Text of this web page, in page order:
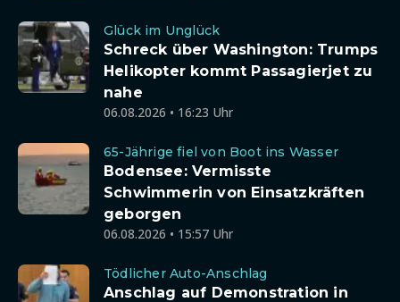
Glück im Unglück
Schreck über Washington: Trumps
Helikopter kommt Passagierjet zu
nahe
06.08.2026 • 16:23 Uhr
65-Jährige fiel von Boot ins Wasser
Bodensee: Vermisste
Schwimmerin von Einsatzkräften
geborgen
06.08.2026 • 15:57 Uhr
Tödlicher Auto-Anschlag
Anschlag auf Demonstration in